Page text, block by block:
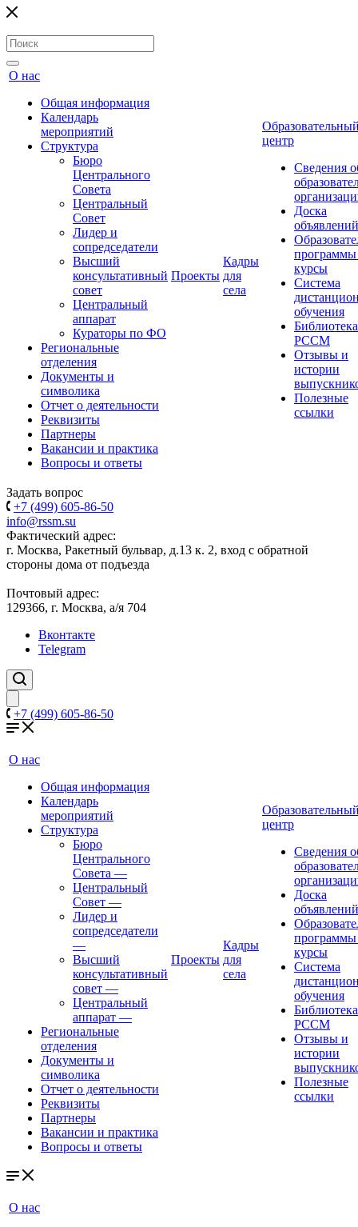
О нас
Общая информация
Календарь
мероприятий
Структура
Бюро
Центрального
Совета
Центральный
Совет
Лидер и
сопредседатели
Высший
консультативный
совет
Центральный
аппарат
Кураторы по ФО
Региональные
отделения
Документы и
символика
Отчет о деятельности
Реквизиты
Партнеры
Вакансии и практика
Вопросы и ответы
Проекты
Кадры
для
села
центр
Сведения
Доска
объявлений
курсы
Система
обучения
Библиотека
РССМ
Отзывы и
истории
Полезные
ссылки
Задать вопрос
+7 (499) 605-86-50
info@rssm.su
Фактический адрес:
г. Москва, Ракетный бульвар, д.13 к. 2, вход с обратной
стороны дома от подъезда
Почтовый адрес:
129366, г. Москва, а/я 704
Вконтакте
Telegram
+7 (499) 605-86-50
О нас
Общая информация
Календарь
мероприятий
Структура
Бюро
Центрального
Совета —
Центральный
Совет —
Лидер и
сопредседатели
—
Высший
консультативный
совет —
Центральный
аппарат —
Региональные
отделения
Документы и
символика
Отчет о деятельности
Реквизиты
Партнеры
Вакансии и практика
Вопросы и ответы
Проекты
Кадры
для
села
центр
Сведения
Доска
объявлений
курсы
Система
обучения
Библиотека
РССМ
Отзывы и
истории
Полезные
ссылки
О нас